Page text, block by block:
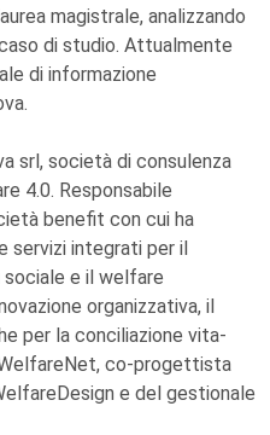
magistrale, analizzando
di studio. Attualmente
di informazione
srl, società di consulenza
4.0. Responsabile
benefit con cui ha
servizi integrati per il
e il welfare
organizzativa, il
per la conciliazione vita-
co-progettista
e del gestionale